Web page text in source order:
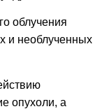
облучения
и необлученных
опухоли, а